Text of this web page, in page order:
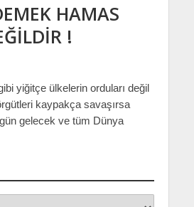
HAMAS
!
yiğitçe ülkelerin orduları değil
kaypakça savaşırsa
gelecek ve tüm Dünya